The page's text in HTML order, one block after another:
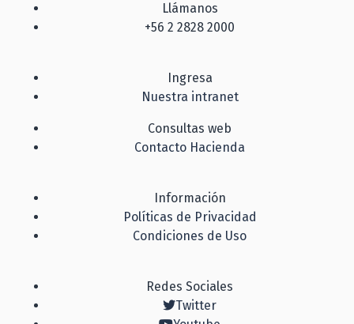
Llámanos
+56 2 2828 2000
Ingresa
Nuestra intranet
Consultas web
Contacto Hacienda
Información
Políticas de Privacidad
Condiciones de Uso
Redes Sociales
Twitter